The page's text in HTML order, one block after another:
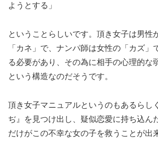
ようとする」
ということらしいです。頂き女子は男性
「カネ」で、ナンパ師は女性の「カズ」
る必要があり、その為に相手の心理的な
という構造なのだそうです。
頂き女子マニュアルというのもあるらし
ぢ』を見つけ出し、疑似恋愛に持ち込ん
だけがこの不幸な女の子を救うことが出